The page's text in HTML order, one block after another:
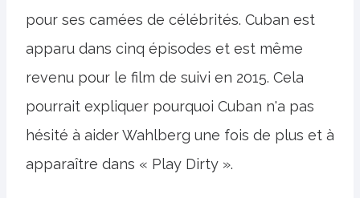
pour ses camées de célébrités. Cuban est
apparu dans cinq épisodes et est même
revenu pour le film de suivi en 2015. Cela
pourrait expliquer pourquoi Cuban n'a pas
hésité à aider Wahlberg une fois de plus et à
apparaître dans « Play Dirty ».